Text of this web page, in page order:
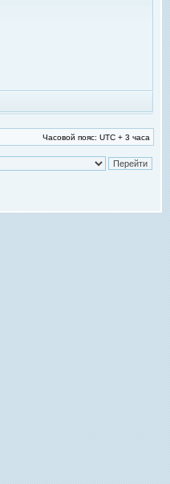
Часовой пояс: UTC + 3 часа